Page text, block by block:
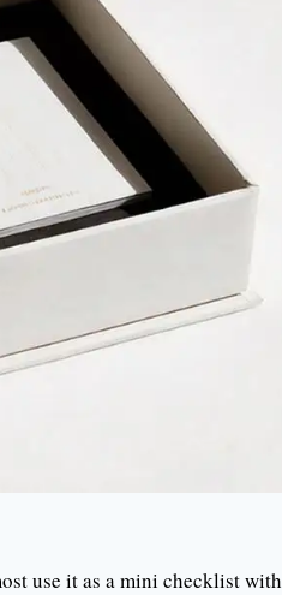
use it as a mini checklist with